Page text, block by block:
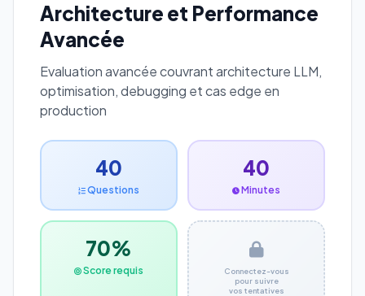
Architecture et Performance
Avancée
Evaluation avancée couvrant architecture LLM,
optimisation, debugging et cas edge en
production
40
Questions
40
Minutes
70%
Score requis
Connectez-vous
pour suivre
vos tentatives